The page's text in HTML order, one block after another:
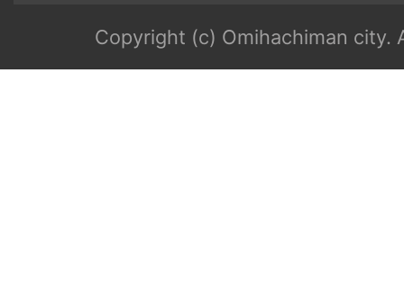
Copyright (c) Omihachiman city.